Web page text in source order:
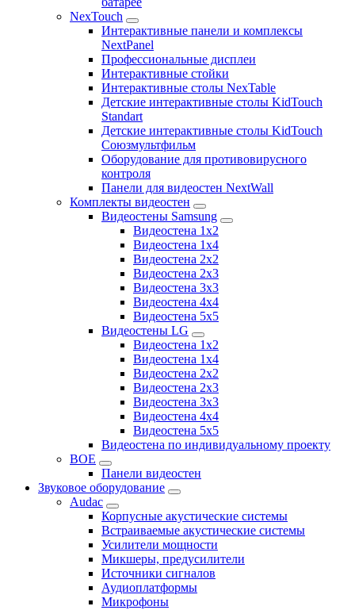
NexTouch
Интерактивные панели и комплексы
NextPanel
Профессиональные дисплеи
Интерактивные стойки
Интерактивные столы NexTable
Детские интерактивные столы KidTouch
Standart
Детские интерактивные столы KidTouch
Союзмультфильм
Оборудование для противовирусного
контроля
Панели для видеостен NextWall
Комплекты видеостен
Видеостены Samsung
Видеостена 1x2
Видеостена 1x4
Видеостена 2x2
Видеостена 2х3
Видеостена 3x3
Видеостена 4x4
Видеостена 5x5
Видеостены LG
Видеостена 1x2
Видеостена 1x4
Видеостена 2x2
Видеостена 2x3
Видеостена 3x3
Видеостена 4x4
Видеостена 5x5
Видеостена по индивидуальному проекту
BOE
Панели видеостен
Звуковое оборудование
Audac
Корпусные акустические системы
Встраиваемые акустические системы
Усилители мощности
Микшеры, предусилители
Источники сигналов
Аудиоплатформы
Микрофоны